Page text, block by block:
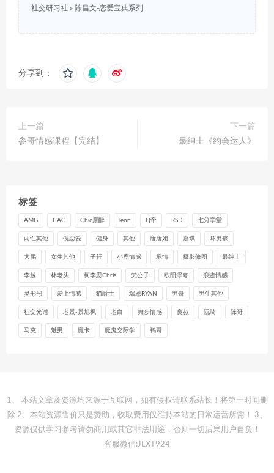
社交研习社 » 陈昌文-恋爱宝典系列
分享到：
上一篇
参哥情感课程【完结】
下一篇
最绅士《约会达人》
标签
AMG CAC Chic原醉 leon Q帝 RSD 七分学堂
两性其他 倪恋爱 健身 其他 唐唐姐 嘉琪 坏男孩
大鹏 女生其他 子轩 小鹿情感 承情 摄影修图 最绅士
李越 林老头 柯李思Chris 梵公子 欧阳浮夸 浪迹情感
灵彤彤 爱上情感 猫爵士 瑞恩RYAN 男哥 男生其他
社交光谱 老景-景旭枫 老白 舞步情感 良叔 阮琦 陈哥
马克 魅男 魔卡 魔鬼交际学 鸭哥
1、 本站文章及资源均来源于互联网，如有侵权请联系站长！将第一时间删
除 2、本站资源售价只是赞助，收取费用仅维持本站的日常运营所需！ 3、
资源仅供学习参考请勿商用或其它非法用途，否则一切后果用户自负！
客服微信:JLXT924